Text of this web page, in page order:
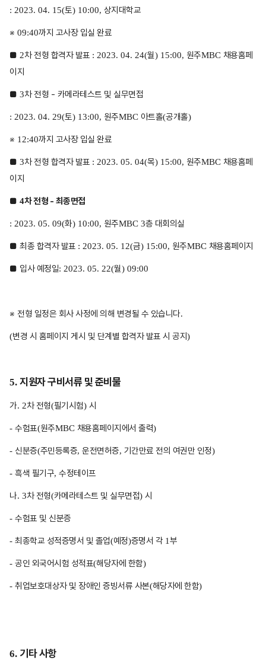
: 2023. 04. 15(토) 10:00, 상지대학교
※ 09:40까지 고사장 입실 완료
■ 2차 전형 합격자 발표 : 2023. 04. 24(월) 15:00, 원주MBC 채용홈페
이지
■ 3차 전형 - 카메라테스트 및 실무면접
: 2023. 04. 29(토) 13:00, 원주MBC 아트홀(공개홀)
※ 12:40까지 고사장 입실 완료
■ 3차 전형 합격자 발표 : 2023. 05. 04(목) 15:00, 원주MBC 채용홈페
이지
■ 4차 전형 - 최종면접
: 2023. 05. 09(화) 10:00, 원주MBC 3층 대회의실
■ 최종 합격자 발표 : 2023. 05. 12(금) 15:00, 원주MBC 채용홈페이지
■ 입사 예정일: 2023. 05. 22(월) 09:00
※ 전형 일정은 회사 사정에 의해 변경될 수 있습니다.
(변경 시 홈페이지 게시 및 단계별 합격자 발표 시 공지)
5. 지원자 구비서류 및 준비물
가. 2차 전형(필기시험) 시
- 수험표(원주MBC 채용홈페이지에서 출력)
- 신분증(주민등록증, 운전면허증, 기간만료 전의 여권만 인정)
- 흑색 필기구, 수정테이프
나. 3차 전형(카메라테스트 및 실무면접) 시
- 수험표 및 신분증
- 최종학교 성적증명서 및 졸업(예정)증명서 각 1부
- 공인 외국어시험 성적표(해당자에 한함)
- 취업보호대상자 및 장애인 증빙서류 사본(해당자에 한함)
6. 기타 사항